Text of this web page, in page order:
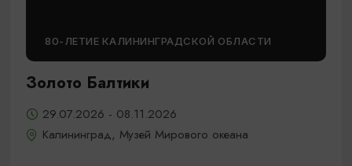
80-ЛЕТИЕ КАЛИНИНГРАДСКОЙ ОБЛАСТИ
Золото Балтики
29.07.2026 - 08.11.2026
Калининград, Музей Мирового океана